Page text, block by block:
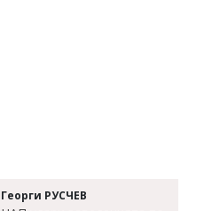
Георги РУСЧЕВ